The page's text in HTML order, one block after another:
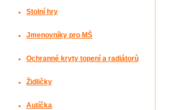
Stolní hry
Jmenovníky pro MŠ
Ochranné kryty topení a radiátorů
Židličky
Autíčka